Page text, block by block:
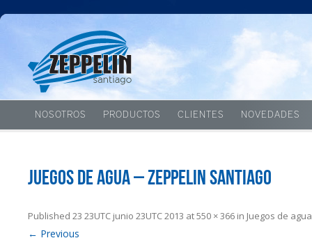
NOSOTROS PRODUCTOS CLIENTES NOVEDADES
Juegos de agua – Zeppelin Santiago
Published 23 23UTC junio 23UTC 2013 at550 × 366 in Juegos de agua
← Previous